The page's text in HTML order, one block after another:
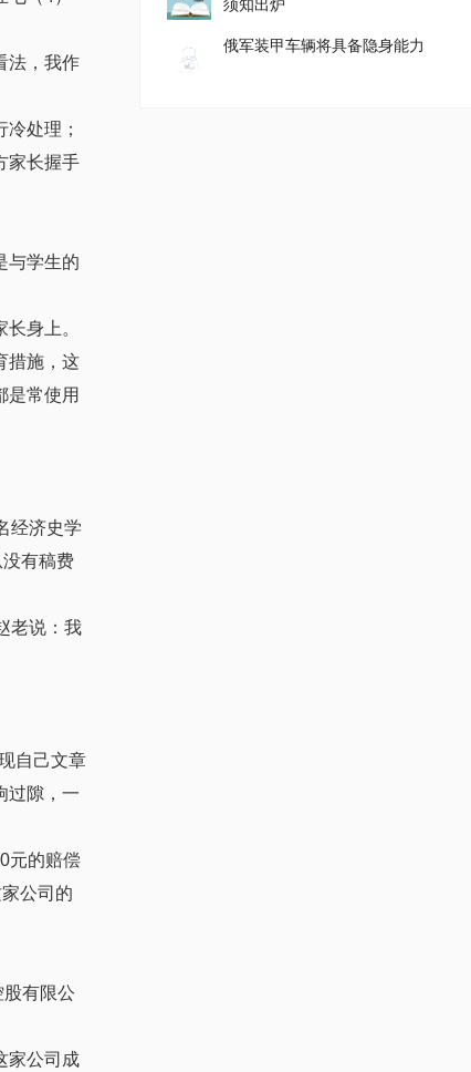
法，我作
处理；
家长握手
与学生的
身上。
措施，这
是常使用
经济史学
有稿费
老说：我
自己文章
过隙，一
元的赔偿
公司的
有限公
家公司成
须知出炉
俄军装甲车辆将具备隐身能力